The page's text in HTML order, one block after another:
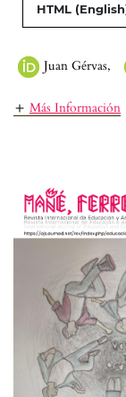
HTML
Juan Gérvas,
Más Información